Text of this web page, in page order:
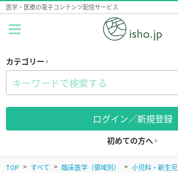
医学・医療の電子コンテンツ配信サービス
カテゴリー
ログイン／新規登録
初めての方へ
TOP すべて 臨床医学（領域別） 小児科・新生児